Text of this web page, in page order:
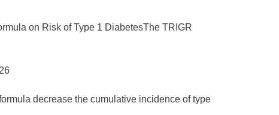
on Risk of Type 1 DiabetesThe TRIGR
decrease the cumulative incidence of type